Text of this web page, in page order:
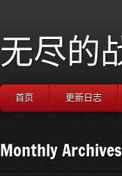
无尽的
首页 更新日志
Monthly